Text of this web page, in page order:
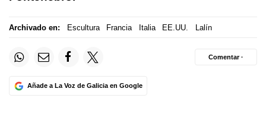
Archivado en: Escultura Francia Italia EE.UU. Lalín
Añade a La Voz de Galicia en Google
Comentar ·